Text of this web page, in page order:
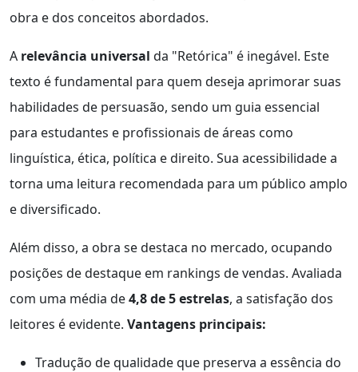
obra e dos conceitos abordados.
A relevância universal da "Retórica" é inegável. Este
texto é fundamental para quem deseja aprimorar suas
habilidades de persuasão, sendo um guia essencial
para estudantes e profissionais de áreas como
linguística, ética, política e direito. Sua acessibilidade a
torna uma leitura recomendada para um público amplo
e diversificado.
Além disso, a obra se destaca no mercado, ocupando
posições de destaque em rankings de vendas. Avaliada
com uma média de4,8 de 5 estrelas, a satisfação dos
leitores é evidente. Vantagens principais:
Tradução de qualidade que preserva a essência do